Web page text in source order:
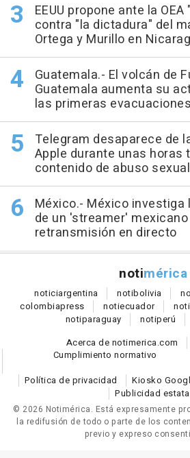
EEUU propone ante la
contra "la dictadura" del
Ortega y Murillo en
Guatemala.- El volcán de
Guatemala aumenta su
las primeras evacuaciones
Telegram desaparece de
Apple durante unas horas
contenido de abuso
México.- México
de un 'streamer'
retransmisión en directo
notimérica
noticiargentina notibolivia
colombiapress notiecuador noti
notiparaguay notiperú
Acerca de notimerica.com
Cumplimiento normativo
Política de privacidad
Kiosko
Publicidad
© 2026 Notimérica. Está expresamente
la redifusión de todo o parte de los
previo y expreso